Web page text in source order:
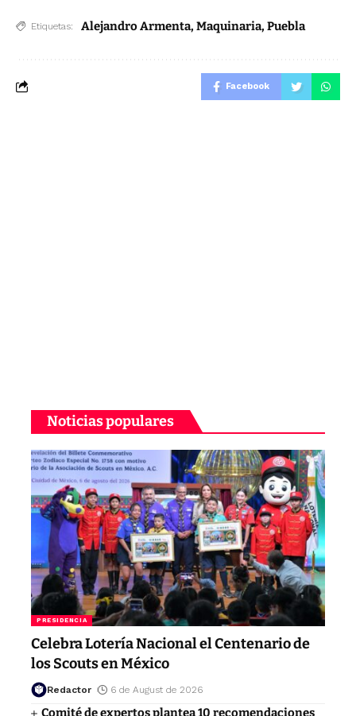
Etiquetas: Alejandro Armenta, Maquinaria, Puebla
Facebook
Noticias populares
PRESIDENCIA
Celebra Lotería Nacional el Centenario de
los Scouts en México
Redactor 6 de August de 2026
Comité de expertos plantea 10 recomendaciones